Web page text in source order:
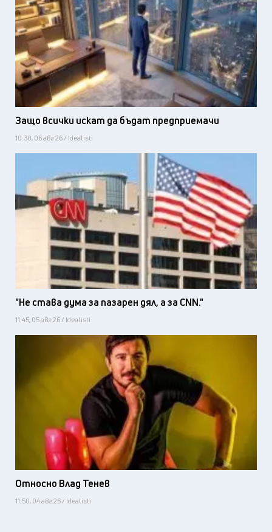
Защо всички искат да бъдат предприемачи
10:30, 06 авг 26 / Idealisti
"Не става дума за пазарен дял, а за CNN."
11:45, 05 авг 26 / Idealisti
Относно Влад Тенев
11:50, 04 авг 26 / Idealisti